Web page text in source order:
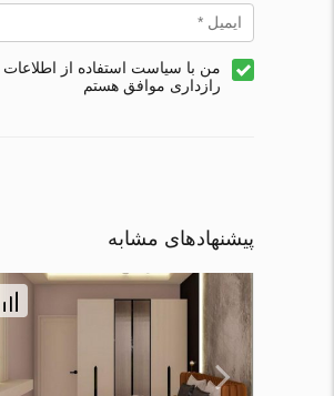
من با سیاست استفاده از
رازداری موافق هستم
پیشنهادهای مشابه